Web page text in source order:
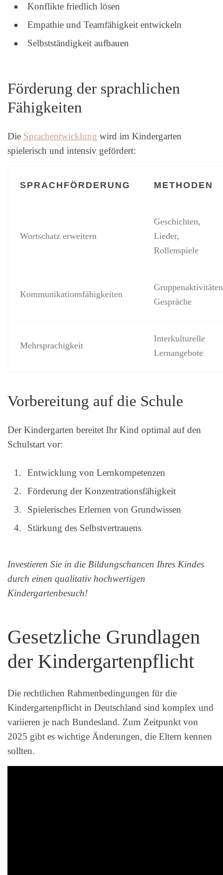
Konflikte friedlich lösen
Empathie und Teamfähigkeit entwickeln
Selbstständigkeit aufbauen
Förderung der sprachlichen
Fähigkeiten
Die Sprachentwicklung wird im Kindergarten
spielerisch und intensiv gefördert:
SPRACHFÖRDERUNG METHODEN
Wortschatz erweitern
Geschichten,
Lieder,
Rollenspiele
Kommunikationsfähigkeiten
Gespräche
Mehrsprachigkeit
Interkulturelle
Lernangebote
Vorbereitung auf die Schule
Der Kindergarten bereitet Ihr Kind optimal auf den
Schulstart vor:
Entwicklung von Lernkompetenzen
Förderung der Konzentrationsfähigkeit
Spielerisches Erlernen von Grundwissen
Stärkung des Selbstvertrauens
Investieren Sie in die Bildungschancen Ihres Kindes
durch einen qualitativ hochwertigen
Kindergartenbesuch!
Gesetzliche Grundlagen
der Kindergartenpflicht
Die rechtlichen Rahmenbedingungen für die
Kindergartenpflicht in Deutschland sind komplex und
variieren je nach Bundesland. Zum Zeitpunkt von
2025 gibt es wichtige Änderungen, die Eltern kennen
sollten.